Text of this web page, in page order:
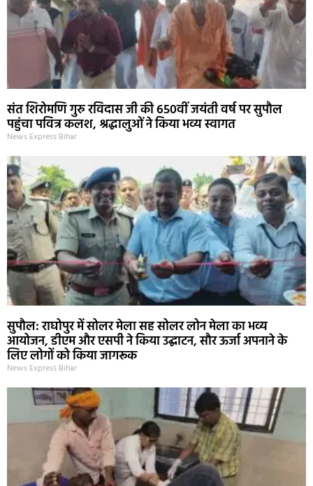
संत शिरोमणि गुरु रविदास जी की 650वीं जयंती वर्ष पर सुपौल
पहुंचा पवित्र कलश, श्रद्धालुओं ने किया भव्य स्वागत
News Express Bihar
सुपौल: राघोपुर में सोलर मेला सह सोलर लोन मेला का भव्य
आयोजन, डीएम और एसपी ने किया उद्घाटन, सौर ऊर्जा अपनाने के
लिए लोगों को किया जागरूक
News Express Bihar